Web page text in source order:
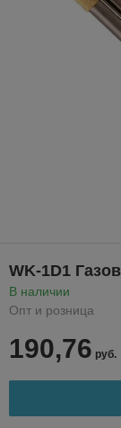
WK-1D1
В наличии
Опт и розница
190,76 руб.